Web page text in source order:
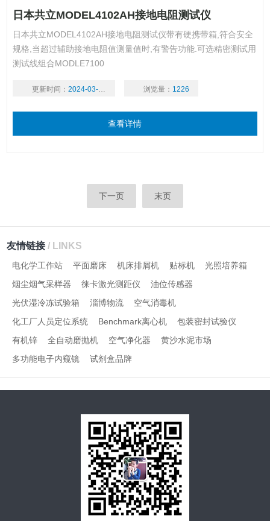
日本共立MODEL4102AH接地电阻测试仪
日本共立MODEL4102AH接地电阻测试仪带有硬携带箱,符合安全
规格,当超过辅助接地电阻值测量值时,有警告功能.可选精密测试用
测试线组合MODLE7100
更新时间： 2024-03-18 浏览量： 1226
查看详情
下一页 末页
友情链接/ LINKS
电化学工作站 平面磨床 机床排屑机 贴标机
光照培养箱
烟尘烟气采样器
徕卡激光测距仪
油位传感器
光伏湿冷冻试验箱
淄博物流
空气消毒机
化工厂人员定位系统
Benchmark离心机
包装密封试验仪
有机锌
全自动磨抛机 空气净化器
黄沙水泥市场
多功能电子内窥镜
试剂盒品牌